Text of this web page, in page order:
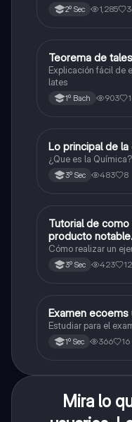
2º Sec 1,285
Matemáticas
Teorema de tales
Explicación fácil de
lates
1º Bach 903
Química
Lo principal de la
¿Que es la Química?
3º Sec 483 8
Matemáticas
Tutorial de
producto
😜
Cómo realizar un
3º Sec 423 12
Español
Examen ecoems
Estudiar para el
1º Sec 366 16
Mira lo